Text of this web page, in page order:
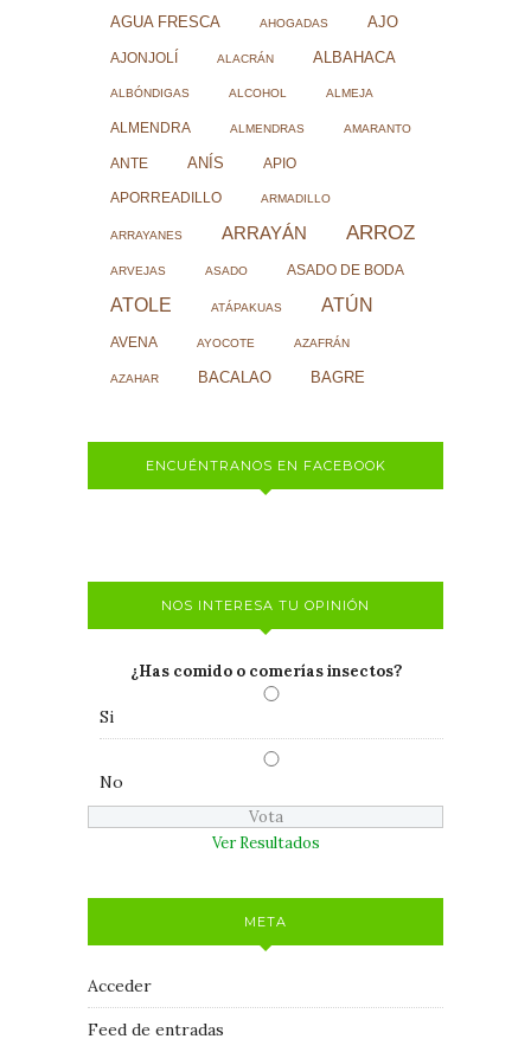
AGUA FRESCA AHOGADAS AJO
AJONJOLÍ ALACRÁN ALBAHACA
ALBÓNDIGAS ALCOHOL ALMEJA
ALMENDRA ALMENDRAS AMARANTO
ANTE ANÍS APIO
APORREADILLO ARMADILLO
ARRAYANES ARRAYÁN ARROZ
ARVEJAS ASADO ASADO DE BODA
ATOLE ATÁPAKUAS ATÚN
AVENA AYOCOTE AZAFRÁN
AZAHAR BACALAO BAGRE
ENCUÉNTRANOS EN FACEBOOK
NOS INTERESA TU OPINIÓN
¿Has comido o comerías insectos?
Si
No
Ver Resultados
META
Acceder
Feed de entradas